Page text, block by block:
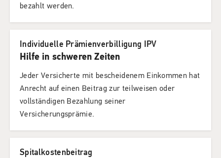
bezahlt werden.
Individuelle Prämienverbilligung IPV
Hilfe in schweren Zeiten
Jeder Versicherte mit bescheidenem Einkommen hat
Anrecht auf einen Beitrag zur teilweisen oder
vollständigen Bezahlung seiner
Versicherungsprämie.
Spitalkostenbeitrag